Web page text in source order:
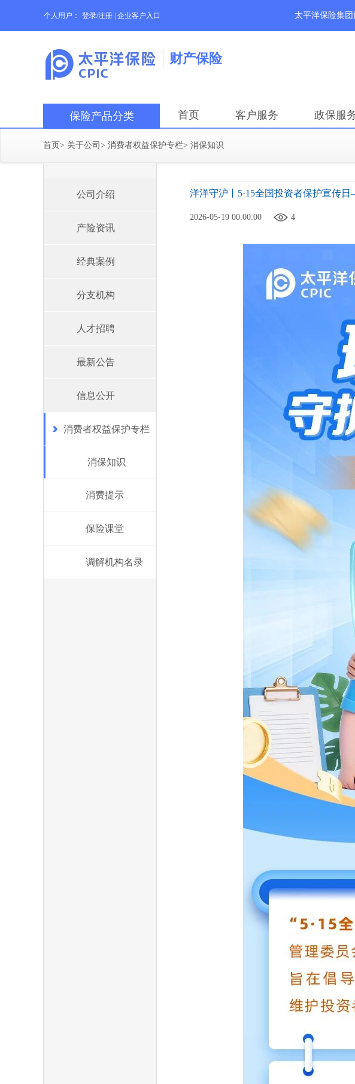
个人用户： 登录/注册 企业客户入口 太平洋保险集团
财产保险
保险产品分类 首页 客户服务 政保服
首页> 关于公司 > 消费者权益保护专栏> 消保知识
公司介绍
产险资讯
经典案例
分支机构
人才招聘
最新公告
信息公开
消费者权益保护专栏
消保知识
消费提示
保险课堂
调解机构名录
洋洋守沪丨5·15全国投资者保护宣传
2026-05-19 00:00:00 4